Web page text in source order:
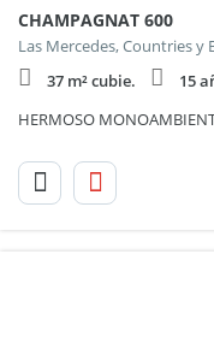
CHAMPAGNAT 600
Las Mercedes, Countries y
37 m² cubie.
15
HERMOSO